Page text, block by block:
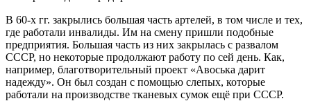
В 60-х гг. закрылись большая часть артелей, в том числе и тех,
где работали инвалиды. Им на смену пришли подобные
предприятия. Большая часть из них закрылась с развалом
СССР, но некоторые продолжают работу по сей день. Как,
например, благотворительный проект «Авоська дарит
надежду». Он был создан с помощью слепых, которые
работали на производстве тканевых сумок ещё при СССР.